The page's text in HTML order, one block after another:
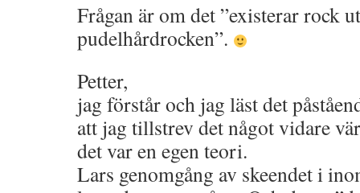
Frågan är om det ”existerar rock
pudelhårdrocken”.
Petter,
jag förstår och jag läst det
att jag tillstrev det något vidare
det var en egen teori.
Lars genomgång av skeendet i